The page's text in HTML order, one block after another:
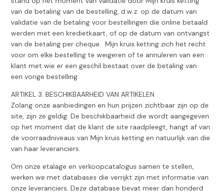
van de betaling van de bestelling, d.w.z. op de datum van
validatie van de betaling voor bestellingen die online betaald
werden met een kredietkaart, of op de datum van ontvangst
van de betaling per cheque. Mijn kruis ketting zich het recht
voor om elke bestelling te weigeren of te annuleren van een
klant met wie er een geschil bestaat over de betaling van
een vorige bestelling.
ARTIKEL 3: BESCHIKBAARHEID VAN ARTIKELEN
Zolang onze aanbiedingen en hun prijzen zichtbaar zijn op de
site, zijn ze geldig. De beschikbaarheid die wordt aangegeven
op het moment dat de klant de site raadpleegt, hangt af van
de voorraadniveaus van Mijn kruis ketting en natuurlijk van die
van haar leveranciers.
Om onze etalage en verkoopcatalogus samen te stellen,
werken we met databases die verrijkt zijn met informatie van
onze leveranciers. Deze database bevat meer dan honderd